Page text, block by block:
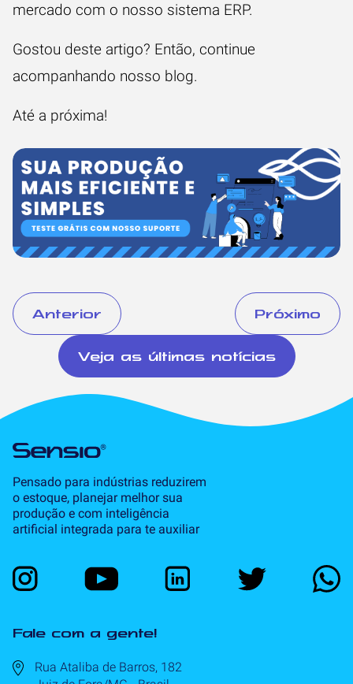
mercado com o nosso sistema ERP.
Gostou deste artigo? Então, continue
acompanhando nosso blog.
Até a próxima!
Anterior Próximo
Veja as últimas notícias
Pensado para indústrias reduzirem
o estoque, planejar melhor sua
produção e com inteligência
artificial integrada para te auxiliar
Fale com a gente!
Rua Ataliba de Barros, 182